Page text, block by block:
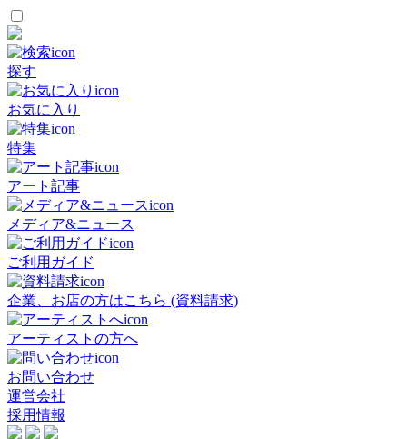
探す
お気に入り
特集
アート記事
メディア&ニュース
ご利用ガイド
企業、お店の方はこちら (資料請求)
アーティストの方へ
お問い合わせ
運営会社
採用情報